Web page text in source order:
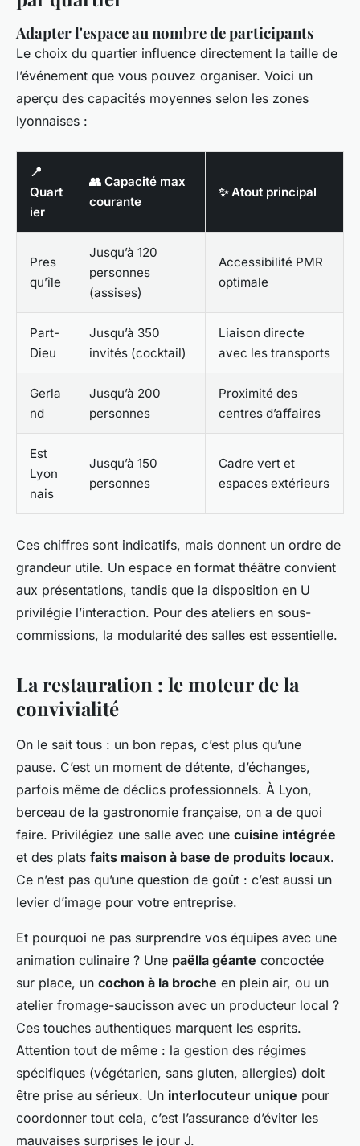
Adapter l'espace au nombre de participants
Le choix du quartier influence directement la taille de
l’événement que vous pouvez organiser. Voici un
aperçu des capacités moyennes selon les zones
lyonnaises :
📍
Quart
ier
👥 Capacité max
courante
✨ Atout principal
Pres
qu’île
Jusqu’à 120
personnes
(assises)
Accessibilité PMR
optimale
Part-
Dieu
Jusqu’à 350
invités (cocktail)
Liaison directe
avec les transports
Gerla
nd
Jusqu’à 200
personnes
Proximité des
centres d’affaires
Est
Lyon
nais
Jusqu’à 150
personnes
Cadre vert et
espaces extérieurs
Ces chiffres sont indicatifs, mais donnent un ordre de
grandeur utile. Un espace en format théâtre convient
aux présentations, tandis que la disposition en U
privilégie l’interaction. Pour des ateliers en sous-
commissions, la modularité des salles est essentielle.
La restauration : le moteur de la
convivialité
On le sait tous : un bon repas, c’est plus qu’une
pause. C’est un moment de détente, d’échanges,
parfois même de déclics professionnels. À Lyon,
berceau de la gastronomie française, on a de quoi
faire. Privilégiez une salle avec une cuisine intégrée
et des plats faits maison à base de produits locaux.
Ce n’est pas qu’une question de goût : c’est aussi un
levier d’image pour votre entreprise.
Et pourquoi ne pas surprendre vos équipes avec une
animation culinaire ? Une paëlla géante concoctée
sur place, un cochon à la broche en plein air, ou un
atelier fromage-saucisson avec un producteur local ?
Ces touches authentiques marquent les esprits.
Attention tout de même : la gestion des régimes
spécifiques (végétarien, sans gluten, allergies) doit
être prise au sérieux. Un interlocuteur unique pour
coordonner tout cela, c’est l’assurance d’éviter les
mauvaises surprises le jour J.